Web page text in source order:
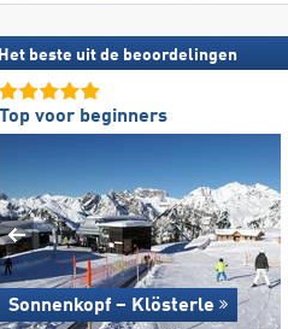
Het beste uit de beoordelingen
Top voor beginners
Sonnenkopf – Klösterle